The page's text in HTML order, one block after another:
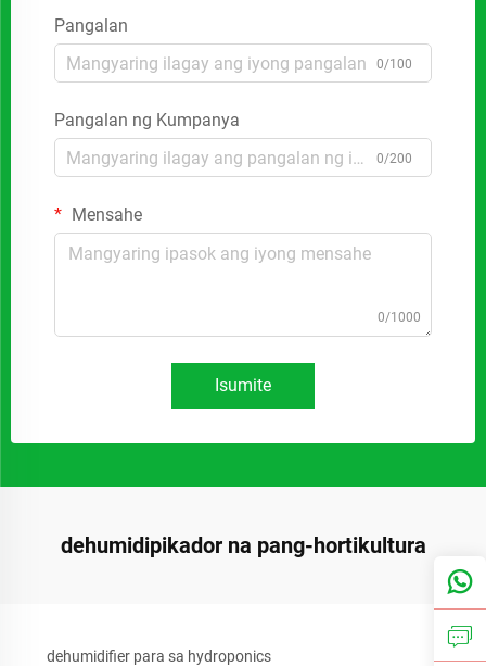
Pangalan
0/100
Pangalan ng Kumpanya
0/200
Mensahe
0/1000
Isumite
dehumidipikador na pang-hortikultura
dehumidifier para sa hydroponics